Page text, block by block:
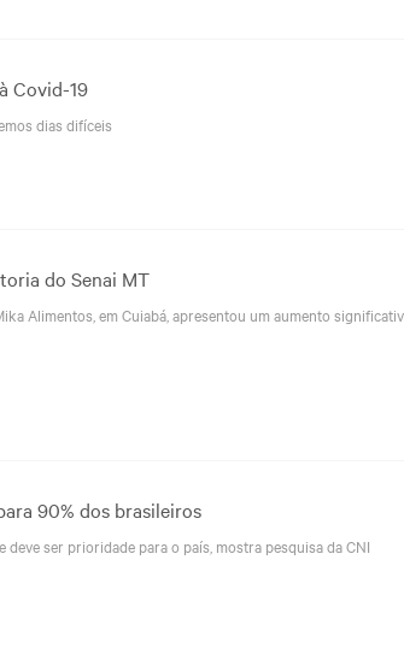
Covid-19
dias difíceis
do Senai MT
Alimentos, em Cuiabá, apresentou um aumento
90% dos brasileiros
ser prioridade para o país, mostra pesquisa da CNI